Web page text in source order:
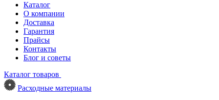
Каталог
О компании
Доставка
Гарантия
Прайсы
Контакты
Блог и советы
Каталог товаров
Расходные материалы